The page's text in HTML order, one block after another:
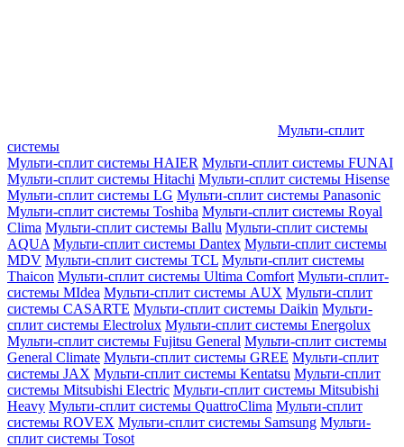
Мульти-сплит
системы
Мульти-сплит системы HAIER Мульти-сплит системы FUNAI
Мульти-сплит системы Hitachi Мульти-сплит системы Hisense
Мульти-сплит системы LG Мульти-сплит системы Panasonic
Мульти-сплит системы Toshiba Мульти-сплит системы Royal
Clima Мульти-сплит системы Ballu Мульти-сплит системы
AQUA Мульти-сплит системы Dantex Мульти-сплит системы
MDV Мульти-сплит системы TCL Мульти-сплит системы
Thaicon Мульти-сплит системы Ultima Comfort Мульти-сплит-
системы MIdea Мульти-сплит системы AUX Мульти-сплит
системы CASARTE Мульти-сплит системы Daikin Мульти-
сплит системы Electrolux Мульти-сплит системы Energolux
Мульти-сплит системы Fujitsu General Мульти-сплит системы
General Climate Мульти-сплит системы GREE Мульти-сплит
системы JAX Мульти-сплит системы Kentatsu Мульти-сплит
системы Mitsubishi Electric Мульти-сплит системы Mitsubishi
Heavy Мульти-сплит системы QuattroClima Мульти-сплит
системы ROVEX Мульти-сплит системы Samsung Мульти-
сплит системы Tosot